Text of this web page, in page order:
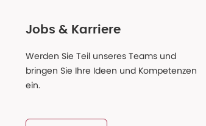
Jobs & Karriere
Werden Sie Teil unseres Teams und
bringen Sie Ihre Ideen und Kompetenzen
ein.